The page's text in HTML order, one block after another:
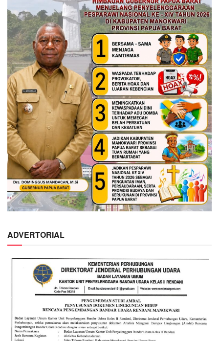
ADVERTORIAL